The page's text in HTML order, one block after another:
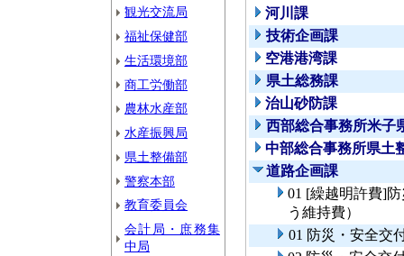
観光交流局
福祉保健部
生活環境部
商工労働部
農林水産部
水産振興局
県土整備部
警察本部
教育委員会
会計局・庶務集
中局
河川課
技術企画課
空港港湾課
県土総務課
治山砂防課
西部総合事務所米子
中部総合事務所県土
道路企画課
01 [繰越明許費]
う維持費）
01 防災・安全交